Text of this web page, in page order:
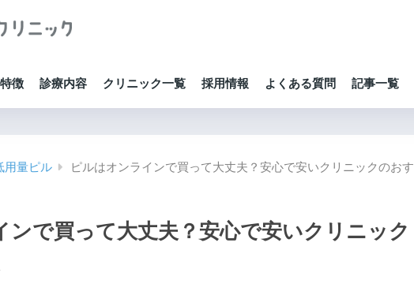
特徴 診療内容 クリニック一覧 採用情報 よくある質問 記事一覧
用量ピル
ピルはオンラインで買って大丈夫？安心で安いクリニックのおす
ンで買って大丈夫？安心で安いクリニック